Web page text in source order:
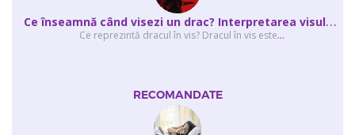
C
e înseamnă când visezi un drac? Interpretarea visului în care apar unul sau...
Ce reprezintă dracul în vis? Dracul în vis este...
RECOMANDATE